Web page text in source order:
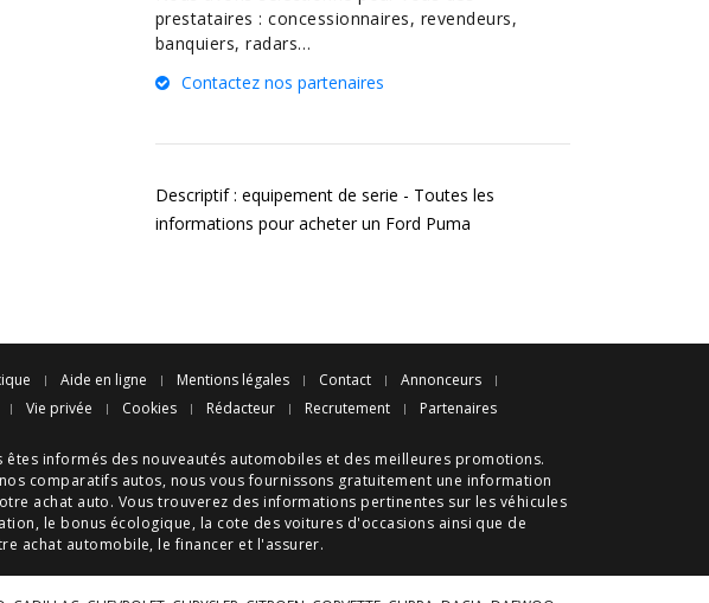
prestataires : concessionnaires, revendeurs,
banquiers, radars…
Contactez nos partenaires
Descriptif : equipement de serie - Toutes les
informations pour acheter un Ford Puma
Aide en ligne Mentions légales Contact
Annonceurs
Vie privée Cookies Rédacteur Recrutement Partenaires
êtes informés des nouveautés automobiles et des meilleures promotions.
comparatifs autos, nous vous fournissons gratuitement une information
achat auto. Vous trouverez des informations pertinentes sur les véhicules
, le bonus écologique, la cote des voitures d'occasions ainsi que de
achat automobile, le financer et l'assurer.